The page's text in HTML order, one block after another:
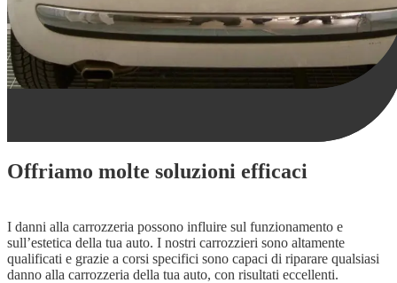
Offriamo molte soluzioni efficaci
I danni alla carrozzeria possono influire sul funzionamento e
sull’estetica della tua auto. I nostri carrozzieri sono altamente
qualificati e grazie a corsi specifici sono capaci di riparare qualsiasi
danno alla carrozzeria della tua auto, con risultati eccellenti.